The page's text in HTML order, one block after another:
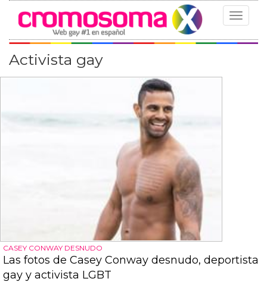
Toggle
Activista gay
CASEY CONWAY DESNUDO
Las fotos de Casey Conway desnudo, deportista
gay y activista LGBT